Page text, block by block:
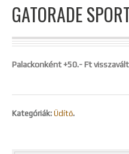
GATORADE
Palackonként +50.- Ft
Kategóriák: Üdítő.